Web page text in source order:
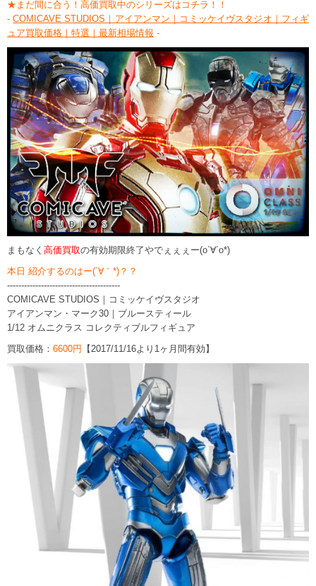
★まだ間に合う！高価買取中のシリーズはコチラ！！
-COMICAVE STUDIOS｜アイアンマン｜コミッケイヴスタジオ｜フィギ
ュア買取価格｜特選｜最新相場情報 -
まもなく 高価買取の有効期限終了やでぇぇぇー(o`∀´o*)
本日 紹介するのはー(´∀｀*)？？
----------------------------------------
COMICAVE STUDIOS｜コミッケイヴスタジオ
アイアンマン・マーク30 ｜ブルースティール
1/12 オムニクラス コレクティブルフィギュア
買取価格： 6600円 【2017/11/16より1ヶ月間有効】